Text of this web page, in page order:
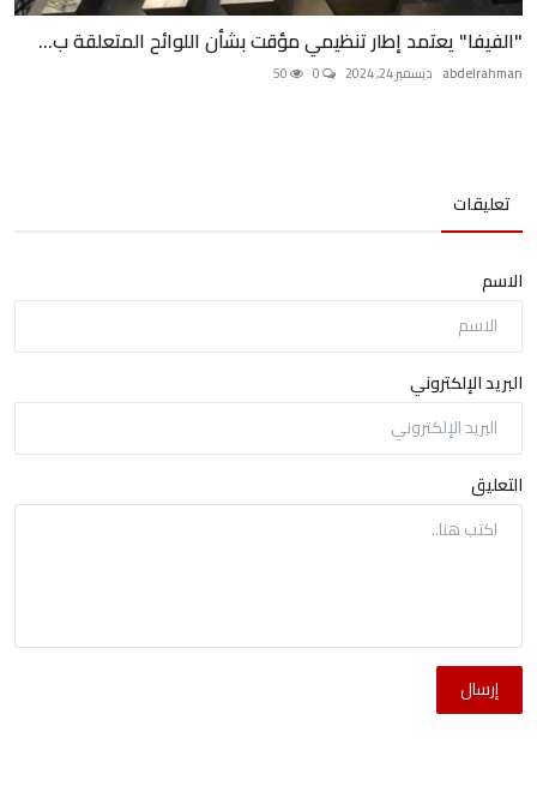
"الفيفا" يعتمد إطار تنظيمي مؤقت بشأن اللوائح المتعلقة ب...
abdelrahman ديسمبر 24, 2024
تعليقات
الاسم
البريد الإلكتروني
التعليق
إرسال